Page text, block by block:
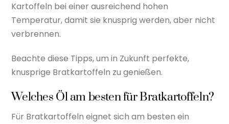
Kartoffeln bei einer ausreichend hohen
Temperatur, damit sie knusprig werden, aber nicht
verbrennen.
Beachte diese Tipps, um in Zukunft perfekte,
knusprige Bratkartoffeln zu genießen.
Welches Öl am besten für Bratkartoffeln?
Für Bratkartoffeln eignet sich am besten ein